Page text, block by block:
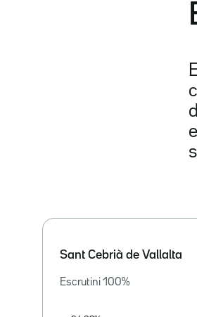
Sant Cebrià de Vallalta
Escrutini 100%